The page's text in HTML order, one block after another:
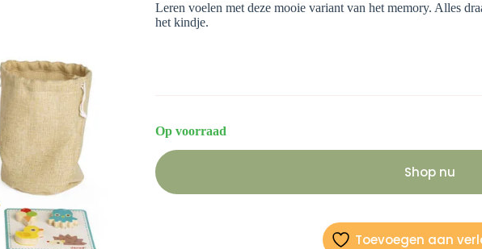
Leren voelen met deze mooie variant van het memory. Alles
het kindje.
Op voorraad
Shop nu
Toevoegen aan